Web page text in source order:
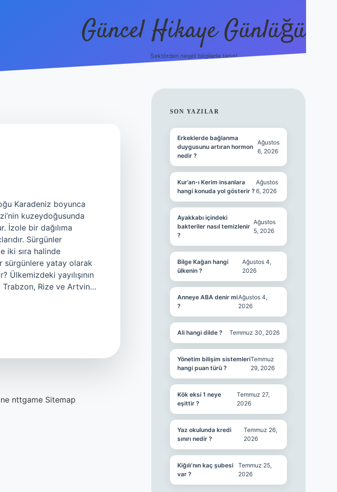
Güncel Hikaye Günlüğü
Sektörden neşeli bilgilerle tanış!
Karadeniz boyunca
kuzeydoğusunda
İzole bir dağılıma
Sürgünler
iki sıra halinde
sürgünlere yatay olarak
Ülkemizdeki yayılışının
Trabzon, Rize ve Artvin…
nttgame Sitemap
SIDEBAR
SON YAZILAR
Erkeklerde bağlanma
duygusunu artıran hormon
nedir ?
Ağustos
6, 2026
Kur’an-ı Kerim insanlara
hangi konuda yol gösterir ?
Ağustos
6, 2026
Ayakkabı içindeki
bakteriler nasıl temizlenir
?
Ağustos
5, 2026
Bilge Kağan hangi
ülkenin ?
Ağustos 4,
2026
Anneye ABA denir mi
?
Ağustos 4,
2026
Ali hangi dilde ? Temmuz 30, 2026
Yönetim bilişim sistemleri
hangi puan türü ?
Temmuz
29, 2026
Kök eksi 1 neye
eşittir ?
Temmuz 27,
2026
Yaz okulunda kredi
sınırı nedir ?
Temmuz 26,
2026
Kiğılı’nın kaç şubesi
var ?
Temmuz 25,
2026
https://piabella.casino/